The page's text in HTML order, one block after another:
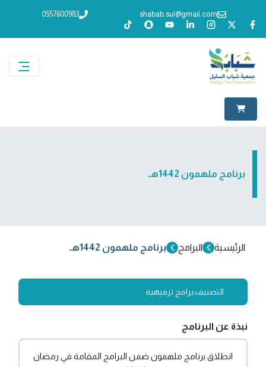
shabab.sul@gmail.com
0557600983
برنامج ملهمون 1442هـ
الرئيسية البرامج برنامج ملهمون 1442هـ
التصنيف:برامج ترفيهية
نبذة عن البرنامج
انطلاق برنامج ملهمون ضمن البرامج المقامة في رمضان